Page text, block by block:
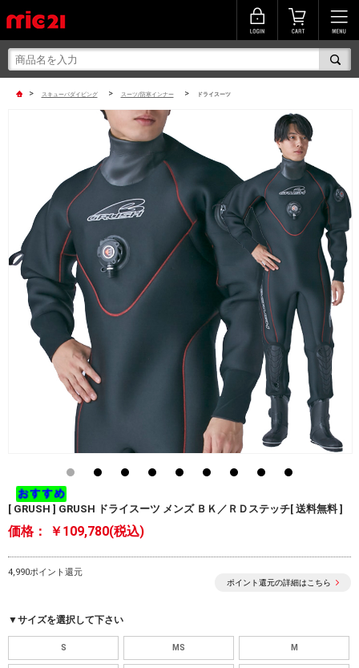
> スキューバダイビング > スーツ/防寒インナー > ドライスーツ
[ GRUSH ] GRUSH ドライスーツ メンズ ＢＫ／ＲＤステッチ[ 送料無料 ]
価格： ￥109,780(税込)
4,990ポイント還元
ポイント還元の詳細はこちら
▼サイズを選択して下さい
S MS M